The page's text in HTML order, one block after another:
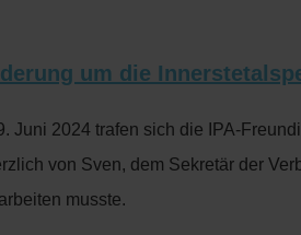
um die
Juni 2024 trafen sich die IPA-
von Sven, dem Sekretär der
musste.